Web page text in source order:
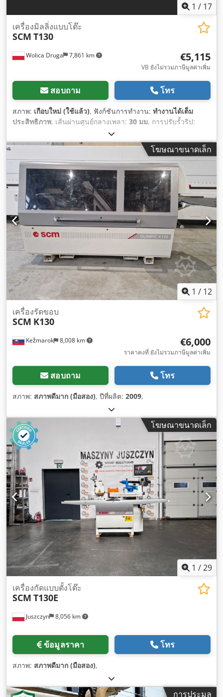
1 / 17
Wolica Druga 7,861 km
เครื่องมิลลิ่งแบบโต๊ะ
SCM T130
€5,115
VB ยังไม่รวมภาษีมูลค่าเพิ่ม
สอบถาม โทร
สภาพ: เกือบใหม่ (ใช้แล้ว), ฟังก์ชันการทำงาน: ทำงานได้เต็ม
ประสิทธิภาพ, เส้นผ่านศูนย์กลางเพลา: 30 มม, การปรับรั้วริป:
, ความเร็วรอบ (สูงสุด):
รอบ/นาที, ความเร็วรอบ (ต่ำสุด):3,000 รอบ/นาที, น้ำหนักรวม:
โฆษณาขนาดเล็ก
1 / 12
Kežmarok 8,008 km
เครื่องรัดขอบ
SCM K130
€6,000
ราคาคงที่ ยังไม่รวมภาษีมูลค่าเพิ่ม
สอบถาม โทร
สภาพ: สภาพดีมาก (มือสอง), ปีที่ผลิต: 2009,
โฆษณาขนาดเล็ก
1 /29
Juszczyn 8,056 km
เครื่องกัดแบบตั้งโต๊ะ
SCM T130E
ข้อมูลราคา โทร
สภาพ: สภาพดีมาก (มือสอง),
การประมูล